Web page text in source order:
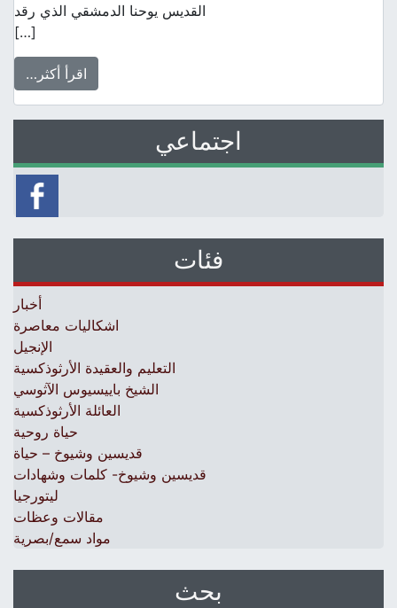
القديس يوحنا الدمشقي الذي رقد
[…]
اقرأ أكثر…
اجتماعي
فئات
أخبار
اشكاليات معاصرة
الإنجيل
التعليم والعقيدة الأرثوذكسية
الشيخ باييسيوس الآثوسي
العائلة الأرثوذكسية
حياة روحية
قديسين وشيوخ – حياة
قديسين وشيوخ- كلمات وشهادات
ليتورجيا
مقالات وعظات
مواد سمع/بصرية
بحث